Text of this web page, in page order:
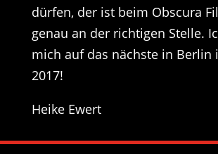
dürfen, der ist beim Obscura
genau an der richtigen Stelle.
mich auf das nächste in Berlin
2017!
Heike Ewert